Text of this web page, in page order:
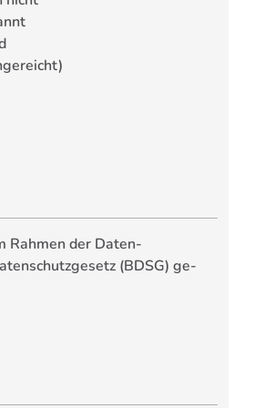
Rahmen der Daten­
(BDSG) ge­